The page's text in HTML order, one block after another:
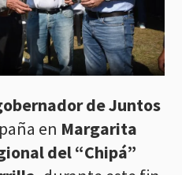
de Juntos
en Margarita
del “Chipá”